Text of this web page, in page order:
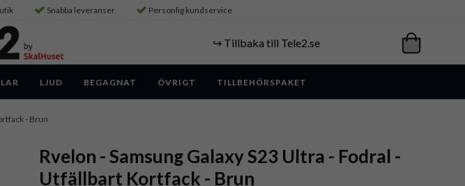
Snabba leveranser Personlig kundservice
↪️ Tillbaka till Tele2.se
LJUD BEGAGNAT ÖVRIGT TILLBEHÖRSPAKET
- Brun
Rvelon - Samsung Galaxy S23 Ultra - Fodral -
Utfällbart Kortfack - Brun